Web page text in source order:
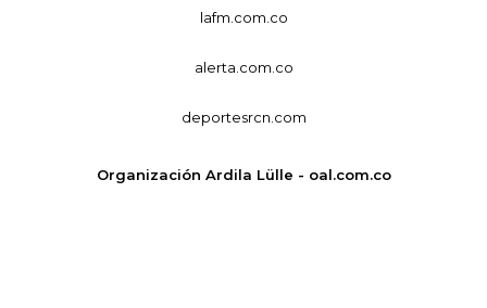
lafm.com.co
alerta.com.co
deportesrcn.com
Organización Ardila Lülle - oal.com.co